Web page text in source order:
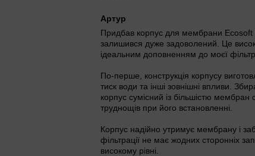
Артур
Придбав корпус для мембрани Ecosoft
залишився дуже задоволений. Це
ідеальним доповненням до моєї
По-перше, конструкція корпусу
тиск води та інші зовнішні впливи.
корпус сумісний із більшістю
труднощів при його встановленні.
Корпус надійно утримує мембрану і
фільтрації не має жодних сторонніх
високому рівні.